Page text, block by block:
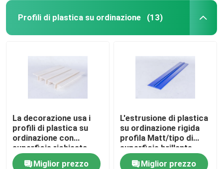
Profili di plastica su ordinazione (13)
La decorazione usa i
profili di plastica su
ordinazione con
superficie richiesta
speciale
Miglior prezzo
L'estrusione di plastica
su ordinazione rigida
profila Matt/tipo di
superficie brillante
facoltativi
Miglior prezzo